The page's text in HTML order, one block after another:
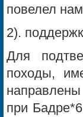
повелел
2).
Для
походы,
при